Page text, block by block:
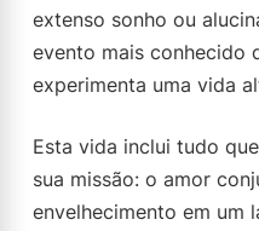
extenso sonho ou
evento mais conhecido
experimenta uma vida
Esta vida inclui tudo
sua missão: o amor
envelhecimento em um